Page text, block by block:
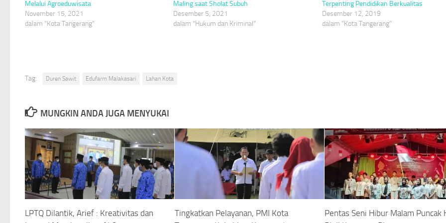
Melalui Agroeduwisata
November 15, 2021
dalam "Kota Tangerang"
Maling saat Sholat Subuh
Desember 5, 2021
dalam "Hukum dan Kriminal"
Terpenting Pendidikan Berkualitas
Desember 12, 2019
dalam "Kota Tangerang"
Tag: Duren Sawit Edufarm Malakasari Lahan Kota
MUNGKIN ANDA JUGA MENYUKAI
LPTQ Dilantik, Arief : Kreativitas dan
Tingkatkan Pelayanan, PMI Kota
Pentas Seni Hibur Malam Puncak